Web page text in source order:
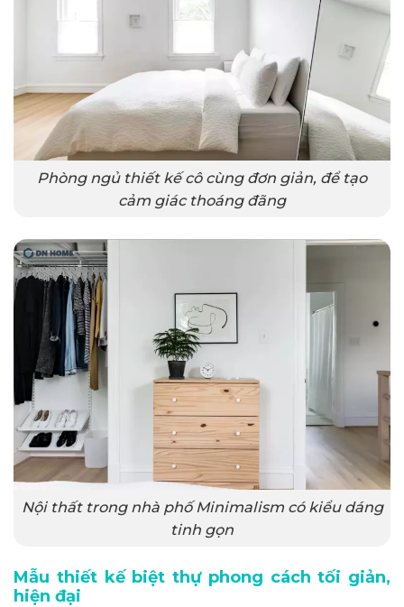
Phòng ngủ thiết kế cô cùng đơn giản, để tạo
cảm giác thoáng đãng
Nội thất trong nhà phố Minimalism có kiểu dáng
tinh gọn
Mẫu thiết kế biệt thự phong cách tối giản,
hiện đại